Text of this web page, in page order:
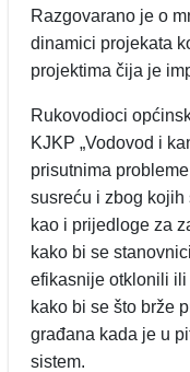
Razgovarano je o
dinamici projekata
projektima čija je
Rukovodioci
KJKP „Vodovod i
prisutnima
susreću i zbog
kao i prijedloge za
kako bi se
efikasnije otklonili
kako bi se što brže
građana kada je u
sistem.